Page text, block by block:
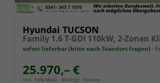
Hyundai TUCSON
sofort lieferbar (bitte nach Standort fragen)
25.970,– €
incl. 19% MwSt.. Wichtig!: Termine